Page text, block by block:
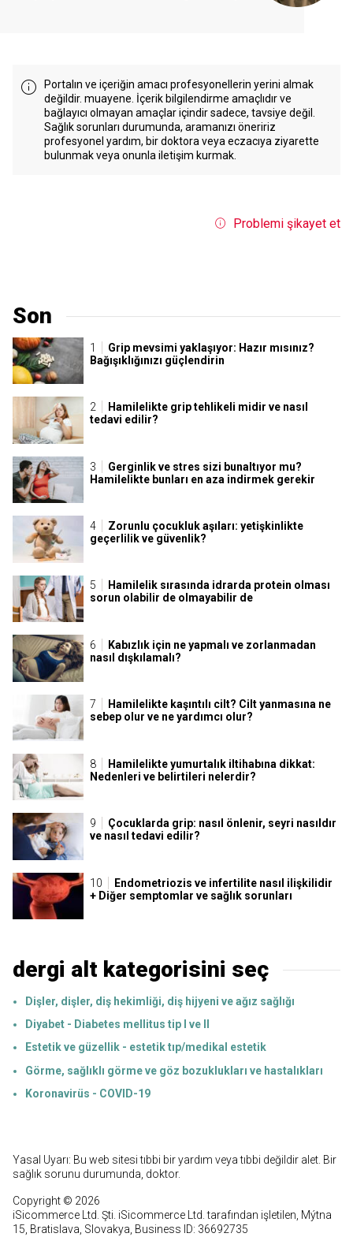
Portalın ve içeriğin amacı profesyonellerin yerini almak
değildir. muayene. İçerik bilgilendirme amaçlıdır ve
bağlayıcı olmayan amaçlar içindir sadece, tavsiye değil.
Sağlık sorunları durumunda, aramanızı öneririz
profesyonel yardım, bir doktora veya eczacıya ziyarette
bulunmak veya onunla iletişim kurmak.
Problemi şikayet et
Son
Grip mevsimi yaklaşıyor: Hazır mısınız?
Bağışıklığınızı güçlendirin
Hamilelikte grip tehlikeli midir ve nasıl
tedavi edilir?
Gerginlik ve stres sizi bunaltıyor mu?
Hamilelikte bunları en aza indirmek gerekir
Zorunlu çocukluk aşıları: yetişkinlikte
geçerlilik ve güvenlik?
Hamilelik sırasında idrarda protein olması
sorun olabilir de olmayabilir de
Kabızlık için ne yapmalı ve zorlanmadan
nasıl dışkılamalı?
Hamilelikte kaşıntılı cilt? Cilt yanmasına ne
sebep olur ve ne yardımcı olur?
Hamilelikte yumurtalık iltihabına dikkat:
Nedenleri ve belirtileri nelerdir?
Çocuklarda grip: nasıl önlenir, seyri nasıldır
ve nasıl tedavi edilir?
Endometriozis ve infertilite nasıl ilişkilidir
+ Diğer semptomlar ve sağlık sorunları
dergi alt kategorisini seç
Dişler, dişler, diş hekimliği, diş hijyeni ve ağız sağlığı
Diyabet - Diabetes mellitus tip I ve II
Estetik ve güzellik - estetik tıp/medikal estetik
Görme, sağlıklı görme ve göz bozuklukları ve hastalıkları
Koronavirüs - COVID-19
Yasal Uyarı: Bu web sitesi tıbbi bir yardım veya tıbbi değildir alet. Bir
sağlık sorunu durumunda, doktor.
Copyright © 2026
iSicommerce Ltd. Şti. iSicommerce Ltd. tarafından işletilen, Mýtna
15, Bratislava, Slovakya, Business ID: 36692735